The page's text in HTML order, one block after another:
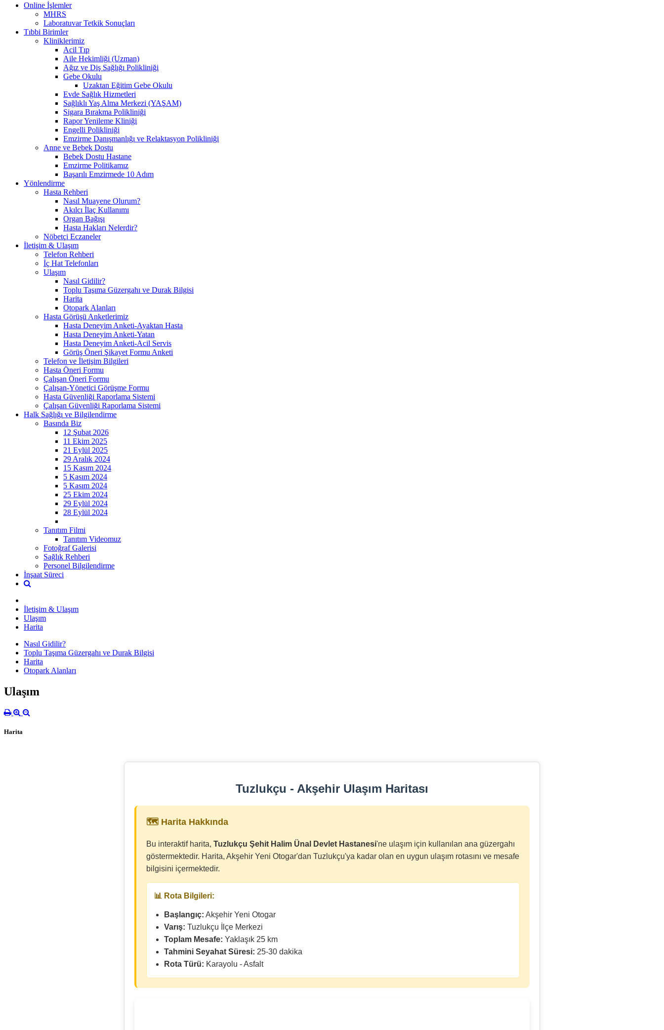
Online İşlemler
MHRS
Laboratuvar Tetkik Sonuçları
Tıbbi Birimler
Kliniklerimiz
Acil Tıp
Aile Hekimliği (Uzman)
Ağız ve Diş Sağlığı Polikliniği
Gebe Okulu
Uzaktan Eğitim Gebe Okulu
Evde Sağlık Hizmetleri
Sağlıklı Yaş Alma Merkezi (YAŞAM)
Sigara Bırakma Polikliniği
Rapor Yenileme Kliniği
Engelli Polikliniği
Emzirme Danışmanlığı ve Relaktasyon Polikliniği
Anne ve Bebek Dostu
Bebek Dostu Hastane
Emzirme Politikamız
Başarılı Emzirmede 10 Adım
Yönlendirme
Hasta Rehberi
Nasıl Muayene Olurum?
Akılcı İlaç Kullanımı
Organ Bağışı
Hasta Hakları Nelerdir?
Nöbetçi Eczaneler
İletişim & Ulaşım
Telefon Rehberi
İç Hat Telefonları
Ulaşım
Nasıl Gidilir?
Toplu Taşıma Güzergahı ve Durak Bilgisi
Harita
Otopark Alanları
Hasta Görüşü Anketlerimiz
Hasta Deneyim Anketi-Ayaktan Hasta
Hasta Deneyim Anketi-Yatan
Hasta Deneyim Anketi-Acil Servis
Görüş Öneri Şikayet Formu Anketi
Telefon ve İletişim Bilgileri
Hasta Öneri Formu
Çalışan Öneri Formu
Çalışan-Yönetici Görüşme Formu
Hasta Güvenliği Raporlama Sistemi
Çalışan Güvenliği Raporlama Sistemi
Halk Sağlığı ve Bilgilendirme
Basında Biz
12 Şubat 2026
11 Ekim 2025
21 Eylül 2025
29 Aralık 2024
15 Kasım 2024
5 Kasım 2024
5 Kasım 2024
25 Ekim 2024
29 Eylül 2024
28 Eylül 2024
Tanıtım Filmi
Tanıtım Videomuz
Fotoğraf Galerisi
Sağlık Rehberi
Personel Bilgilendirme
İnşaat Süreci
İletişim & Ulaşım
Ulaşım
Harita
Nasıl Gidilir?
Toplu Taşıma Güzergahı ve Durak Bilgisi
Harita
Otopark Alanları
Ulaşım
Harita
Tuzlukçu - Akşehir Ulaşım Haritası
🗺️ Harita Hakkında
Bu interaktif harita, Tuzlukçu Şehit Halim Ünal Devlet Hastanesi'ne ulaşım için kullanılan ana güzergahı
göstermektedir. Harita, Akşehir Yeni Otogar'dan Tuzlukçu'ya kadar olan en uygun ulaşım rotasını ve mesafe
bilgisini içermektedir.
📊 Rota Bilgileri:
Başlangıç: Akşehir Yeni Otogar
Varış: Tuzlukçu İlçe Merkezi
Toplam Mesafe: Yaklaşık 25 km
Tahmini Seyahat Süresi: 25-30 dakika
Rota Türü: Karayolu - Asfalt